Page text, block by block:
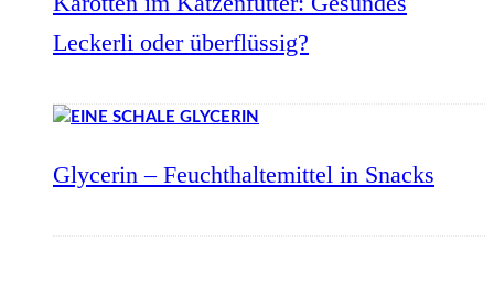
Leckerli oder überflüssig?
Glycerin – Feuchthaltemittel in Snacks